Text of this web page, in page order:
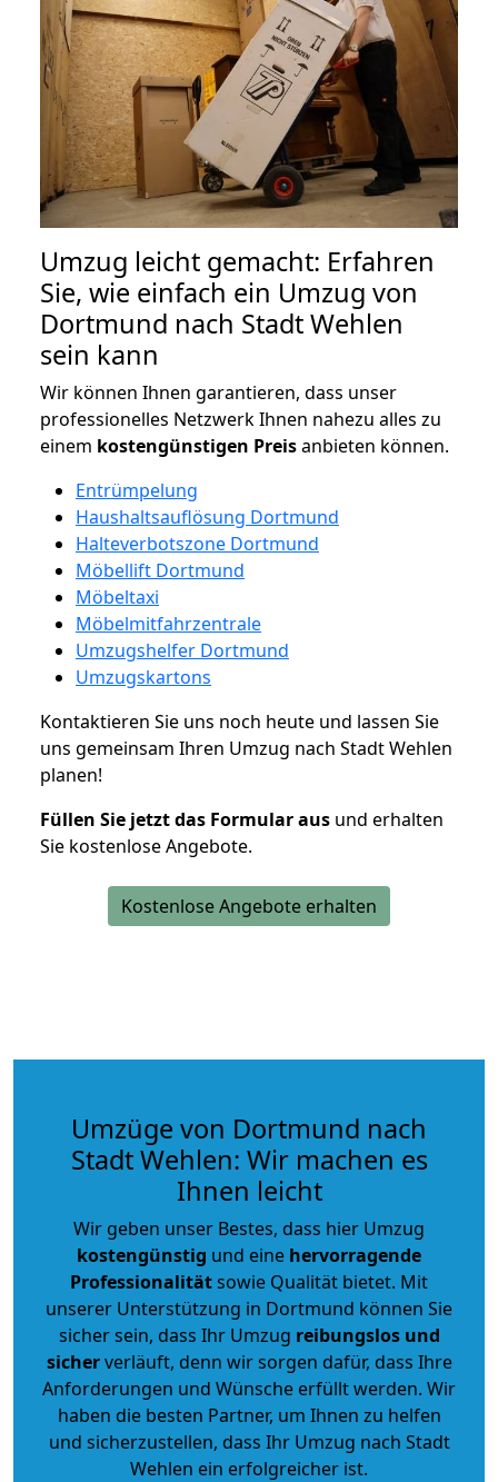
Umzug leicht gemacht: Erfahren
Sie, wie einfach ein Umzug von
Dortmund nach Stadt Wehlen
sein kann
Wir können Ihnen garantieren, dass unser
professionelles Netzwerk Ihnen nahezu alles zu
einem kostengünstigen Preisanbieten können.
Entrümpelung
Haushaltsauflösung Dortmund
Halteverbotszone Dortmund
Möbellift Dortmund
Möbeltaxi
Möbelmitfahrzentrale
Umzugshelfer Dortmund
Umzugskartons
Kontaktieren Sie uns noch heute und lassen Sie
uns gemeinsam Ihren Umzug nach Stadt Wehlen
planen!
Füllen Sie jetzt das Formular aus und erhalten
Sie kostenlose Angebote.
Kostenlose Angebote erhalten
Umzüge von Dortmund nach
Stadt Wehlen: Wir machen es
Ihnen leicht
Wir geben unser Bestes, dass hier Umzug
kostengünstig und eine hervorragende
Professionalitätsowie Qualität bietet. Mit
unserer Unterstützung in Dortmund können Sie
sicher sein, dass Ihr Umzug reibungslos und
sicherverläuft, denn wir sorgen dafür, dass Ihre
Anforderungen und Wünsche erfüllt werden. Wir
haben die besten Partner, um Ihnen zu helfen
und sicherzustellen, dass Ihr Umzug nach Stadt
Wehlen ein erfolgreicher ist.